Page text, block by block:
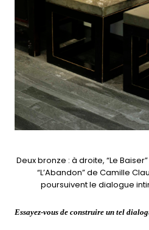
Deux bronze : à droite, “Le
“L’Abandon” de Camille
poursuivent le dialogue
Essayez-vous de construire un tel